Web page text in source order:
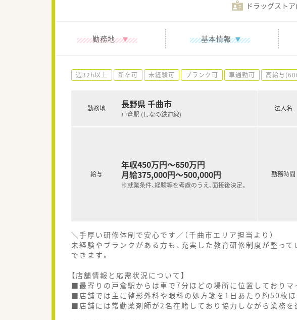
ドラッグスト
勤務地 基本情報
週32h以上 新卒可 未経験可 ブランク可 車通勤可 高給与
勤務地 長野県 千曲市
戸倉駅 (しなの鉄道線)
給与
年収450万円～650万円
月給375,000円～500,000円
※就業条件、経験等を考慮のうえ、面接後決定。
法人名
勤務時間
＼手厚い研修体制で安心です／（千曲市エリア担当より）
未経験やブランクがある方も、充実した教育研修制度が整っ
できます。
【店舗情報と応需状況について】
■最寄りの戸倉駅からは車で7分ほどの場所に位置しておりマ
■店舗では主に整形外科や眼科の処方箋を1日あたり約50枚ほ
■店舗には常勤薬剤師が2名在籍しており協力しながら業務を